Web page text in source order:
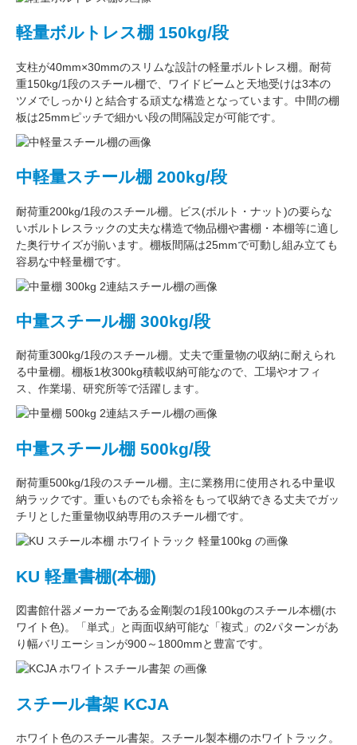
軽量ボルトレス棚 150kg/段
支柱が40mm×30mmのスリムな設計の軽量ボルトレス棚。 耐荷
重150kg/1段のスチール棚で、ワイドビームと天地受けは3本の
ツメでしっかりと結合する頑丈な構造となっています。中間の棚
板は25mmピッチで細かい段の間隔設定が可能です。
中軽量スチール棚 200kg/段
耐荷重200kg/1段のスチール棚。ビス(ボルト・ナット)の要らな
いボルトレスラックの丈夫な構造で物品棚や書棚・本棚等に適し
た奥行サイズが揃います。 棚板間隔は25mmで可動し組み立ても
容易な中軽量棚です。
中量スチール棚 300kg/段
耐荷重300kg/1段のスチール棚。丈夫で重量物の収納に耐えられ
る中量棚。 棚板1枚300kg積載収納可能なので、工場やオフィ
ス、作業場、研究所等で活躍します。
中量スチール棚 500kg/段
耐荷重500kg/1段のスチール棚。主に業務用に使用される中量収
納ラックです。重いものでも余裕をもって収納できる丈夫でガッ
チリとした重量物収納専用のスチール棚です。
KU 軽量書棚(本棚)
図書館什器メーカーである金剛製の1段100kgのスチール本棚(ホ
ワイト色)。
「単式」 と両面収納可能な 「複式」 の2パターンがあ
り幅バリエーションが900～1800mmと豊富です。
スチール書架 KCJA
ホワイト色のスチール書架。スチール製本棚のホワイトラック 。